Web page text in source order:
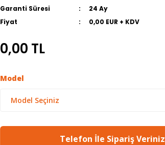
Garanti Süresi
24 Ay
Fiyat
0,00 EUR + KDV
0,00 TL
Model
Telefon İle Sipariş Veriniz